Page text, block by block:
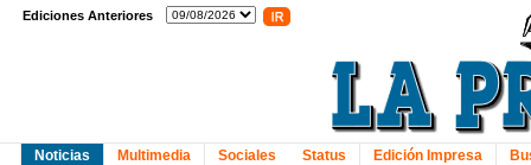
Ediciones Anteriores
Noticias
Multimedia Sociales Status Edición Impresa